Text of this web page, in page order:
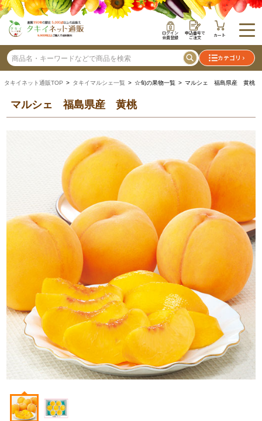
ログイン
会員登録
申込番号で
ご注文 カート
カテゴリ
タキイネット通販TOP > タキイマルシェ一覧 > ☆旬の果物一覧 > マルシェ 福島県産 黄桃
マルシェ 福島県産 黄桃